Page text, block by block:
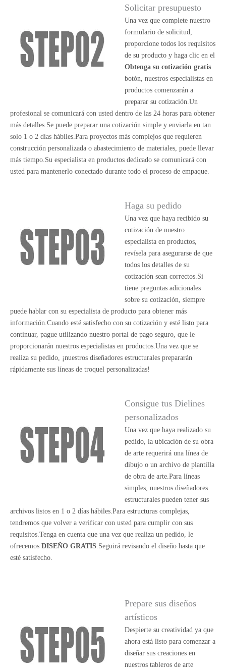
Solicitar presupuesto
Una vez que complete nuestro
formulario de solicitud,
proporcione todos los requisitos
de su producto y haga clic en el
Obtenga su cotización gratis
botón, nuestros especialistas en
productos comenzarán a
preparar su cotización.Un
profesional se comunicará con usted dentro de las 24 horas para obtener
más detalles.Se puede preparar una cotización simple y enviarla en tan
solo 1 o 2 días hábiles.Para proyectos más complejos que requieren
construcción personalizada o abastecimiento de materiales, puede llevar
más tiempo.Su especialista en productos dedicado se comunicará con
usted para mantenerlo conectado durante todo el proceso de empaque.
Haga su pedido
Una vez que haya recibido su
cotización de nuestro
especialista en productos,
revísela para asegurarse de que
todos los detalles de su
cotización sean correctos.Si
tiene preguntas adicionales
sobre su cotización, siempre
puede hablar con su especialista de producto para obtener más
información.Cuando esté satisfecho con su cotización y esté listo para
continuar, pague utilizando nuestro portal de pago seguro, que le
proporcionarán nuestros especialistas en productos.Una vez que se
realiza su pedido, ¡nuestros diseñadores estructurales prepararán
rápidamente sus líneas de troquel personalizadas!
Consigue tus Dielines
personalizados
Una vez que haya realizado su
pedido, la ubicación de su obra
de arte requerirá una línea de
dibujo o un archivo de plantilla
de obra de arte.Para líneas
simples, nuestros diseñadores
estructurales pueden tener sus
archivos listos en 1 o 2 días hábiles.Para estructuras complejas,
tendremos que volver a verificar con usted para cumplir con sus
requisitos.Tenga en cuenta que una vez que realiza un pedido, le
ofrecemos DISEÑO GRATIS.Seguirá revisando el diseño hasta que
esté satisfecho.
Prepare sus diseños
artísticos
Despierte su creatividad ya que
ahora está listo para comenzar a
diseñar sus creaciones en
nuestros tableros de arte